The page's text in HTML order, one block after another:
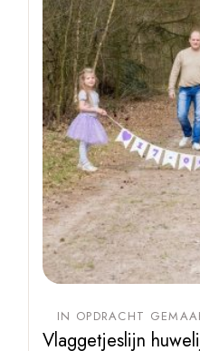
IN OPDRACHT
Vlaggetjeslijn